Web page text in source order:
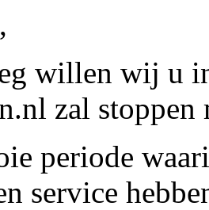
willen wij u
zal stoppen
periode
service